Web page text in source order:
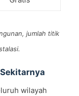
jumlah titik
wilayah